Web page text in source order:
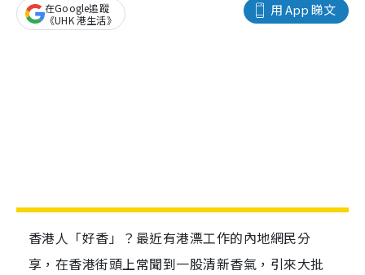
用 App 睇文
在Google追蹤
《UHK 港生活》
香港人「好香」？最近有港漂工作的內地網民分
享，在香港街頭上常聞到一股清新香氣，引來大批